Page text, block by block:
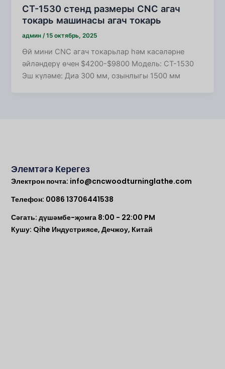
CT-1530 стенд размеры CNC агач
токарь машинасы агач токарь
админ /15 октябрь, 2025
Өй мини CNC агач токарьлар һәм касәләрне
әйләндерү өчен $4200-$9800 Модель: CT-1530
Эш күләме: Диа 300 мм, озынлыгы 1500 мм
Элемтәгә Керегез
Электрон почта: info@cncwoodturninglathe.com
Телефон: 0086 13706441538
Сәгать: дүшәмбе-җомга 8:00 - 22:00 PM
Кушу: Qihe Индустриясе, Дечжоу, Китай